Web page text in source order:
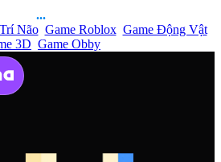
...
Não Game Roblox Game Động Vật
3D Game Obby